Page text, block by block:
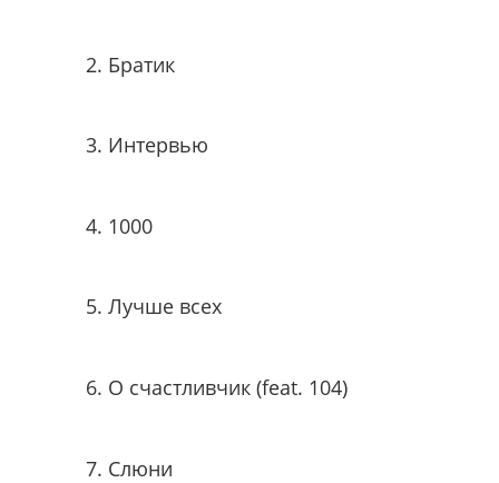
Братик
Интервью
1000
Лучше всех
О счастливчик (feat. 104)
Слюни